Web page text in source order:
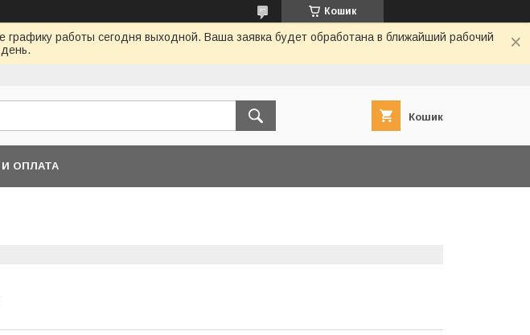
Кошик
работы сегодня выходной. Ваша заявка будет обработана в ближайший рабочий
день.
Кошик
ОПЛАТА